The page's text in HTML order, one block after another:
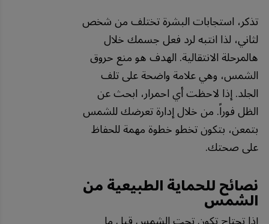
تذكر، استجابات البشرة تختلف من شخص
لثاني، لذا انتبه لرد فعل جسمك خلال
هالمرحلة الانتقالية. الهدف هو منع حروق
الشمس، وهي علامة واضحة على تلف
الجلد. إذا لاحظت أي احمرار، ابحث عن
الظل فوراً. من خلال إدارة تعرضك للشمس
بتمعن، بتكون تخطو خطوة مهمة للحفاظ
على صحتك.
نصائح للحماية الطبيعية من
الشمس